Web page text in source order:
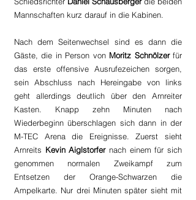
Mannschaften kurz darauf in die Kabinen.
Nach dem Seitenwechsel sind es dann die
Gäste, die in Person von Moritz Schnölzer für
das erste offensive Ausrufezeichen sorgen,
sein Abschluss nach Hereingabe von links
geht allerdings deutlich über den Arnreiter
Kasten. Knapp zehn Minuten nach
Wiederbeginn überschlagen sich dann in der
M-TEC Arena die Ereignisse. Zuerst sieht
Arnreits Kevin Aiglstorfer nach einem für sich
genommen normalen Zweikampf zum
Entsetzen der Orange-Schwarzen die